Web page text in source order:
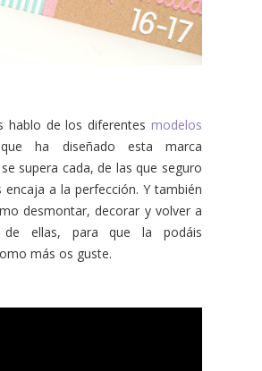
hablo de los diferentes modelos
ha diseñado esta marca
supera cada, de las que seguro
encaja a la perfección. Y también
desmontar, decorar y volver a
ellas, para que la podáis
más os guste.